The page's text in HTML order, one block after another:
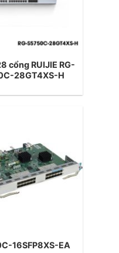
cổng RUIJIE RG-
28GT4XS-H
16SFP8XS-EA